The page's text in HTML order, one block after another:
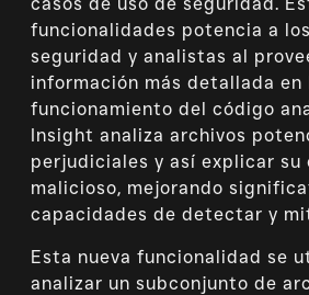
casos de uso de seguridad.
funcionalidades potencia a
seguridad y analistas al
información más detallada en
funcionamiento del código
Insight analiza archivos
perjudiciales y así explicar
malicioso, mejorando
capacidades de detectar y
Esta nueva funcionalidad se
analizar un subconjunto de